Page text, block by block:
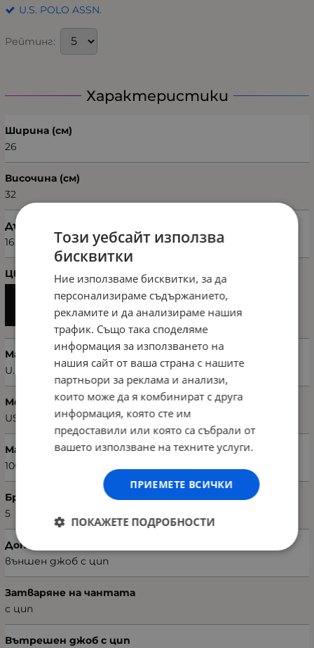
U.S. POLO ASSN.
Рейтинг:
Характеристики
Ширина (см)
26
Височина (см)
32
Дълбочина (см)
16
Цвят
Марка
U.S. POLO ASSN.
Модел чанта
US3040
Материал
100% поливинил кожа
Брой отделения
5
Допълнително отделение
външен джоб с цип
Затваряне на чантата
с цип
Вътрешен джоб с цип
Този уебсайт използва
бисквитки
Ние използваме бисквитки, за да
персонализираме съдържанието,
рекламите и да анализираме нашия
трафик. Също така споделяме
информация за използването на
нашия сайт от ваша страна с нашите
партньори за реклама и анализи,
които може да я комбинират с друга
информация, която сте им
предоставили или която са събрали от
вашето използване на техните услуги.
ПРИЕМЕТЕ ВСИЧКИ
ПОКАЖЕТЕ ПОДРОБНОСТИ